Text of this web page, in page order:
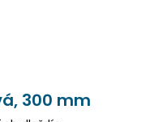
300 mm